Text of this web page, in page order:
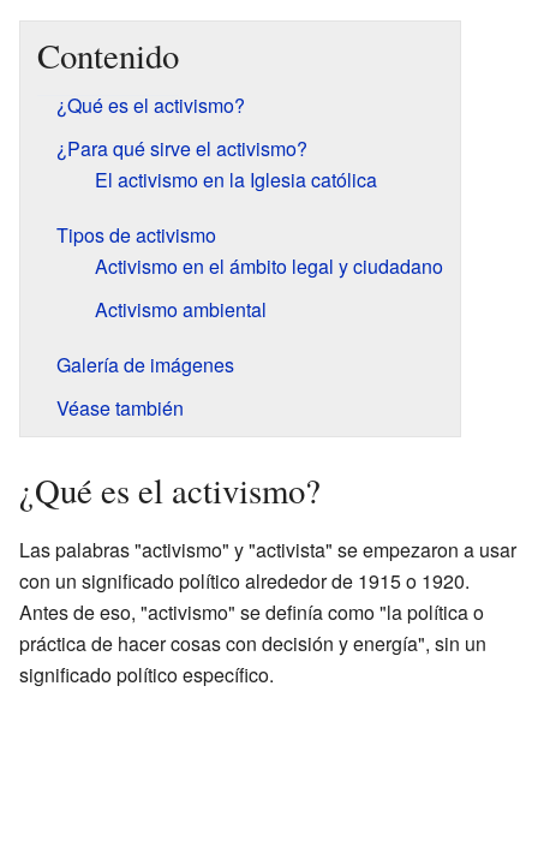
Contenido
¿Qué es el activismo?
¿Para qué sirve el activismo?
El activismo en la Iglesia católica
Tipos de activismo
Activismo en el ámbito legal y ciudadano
Activismo ambiental
Galería de imágenes
Véase también
¿Qué es el activismo?
Las palabras "activismo" y "activista" se empezaron a usar
con un significado político alrededor de 1915 o 1920.
Antes de eso, "activismo" se definía como "la política o
práctica de hacer cosas con decisión y energía", sin un
significado político específico.